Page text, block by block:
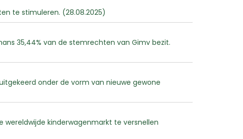
te stimuleren. (28.08.2025)
35,44% van de stemrechten van Gimv bezit.
onder de vorm van nieuwe gewone
kinderwagenmarkt te versnellen